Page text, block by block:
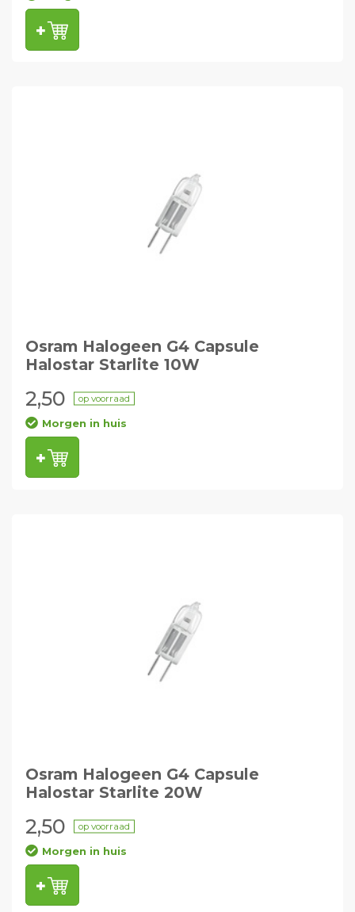
Osram Halogeen G4 Capsule
Halostar Starlite 10W
2,50 op voorraad
Morgen in huis
Osram Halogeen G4 Capsule
Halostar Starlite 20W
2,50 op voorraad
Morgen in huis